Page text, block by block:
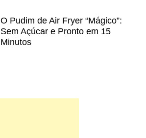
O Pudim de Air Fryer “Mágico”:
Sem Açúcar e Pronto em 15
Minutos